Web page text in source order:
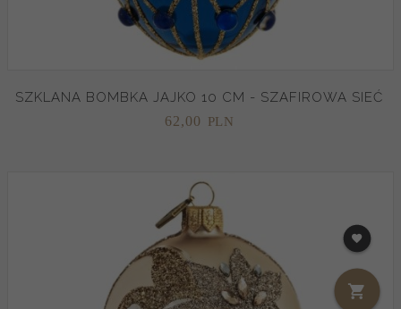
SZKLANA BOMBKA JAJKO 10 CM - SZAFIROWA SIEĆ
62,00 PLN